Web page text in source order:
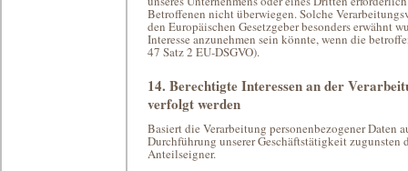
Betroffenen nicht überwiegen. Solche
den Europäischen Gesetzgeber besonders erwähnt
Interesse anzunehmen sein könnte, wenn die
47 Satz 2 EU-DSGVO).
14. Berechtigte Interessen an der
verfolgt werden
Basiert die Verarbeitung personenbezogener Daten
Durchführung unserer Geschäftstätigkeit zugunsten
Anteilseigner.